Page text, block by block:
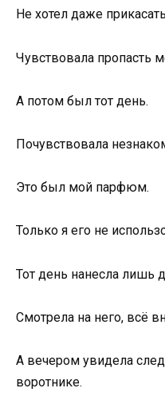
Не хотел даже
Чувствовала пропасть
А потом был тот день.
Почувствовала
Это был мой парфюм.
Только я его не
Тот день нанесла лишь
Смотрела на него, всё
А вечером увидела
воротнике.